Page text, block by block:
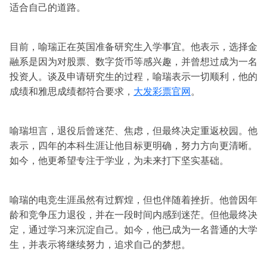
适合自己的道路。
目前，喻瑞正在英国准备研究生入学事宜。他表示，选择金
融系是因为对股票、数字货币等感兴趣，并曾想过成为一名
投资人。谈及申请研究生的过程，喻瑞表示一切顺利，他的
成绩和雅思成绩都符合要求， 大发彩票官网。
喻瑞坦言，退役后曾迷茫、焦虑，但最终决定重返校园。他
表示，四年的本科生涯让他目标更明确，努力方向更清晰。
如今，他更希望专注于学业，为未来打下坚实基础。
喻瑞的电竞生涯虽然有过辉煌，但也伴随着挫折。他曾因年
龄和竞争压力退役，并在一段时间内感到迷茫。但他最终决
定，通过学习来沉淀自己。如今，他已成为一名普通的大学
生，并表示将继续努力，追求自己的梦想。